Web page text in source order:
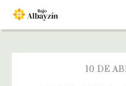
10 DE